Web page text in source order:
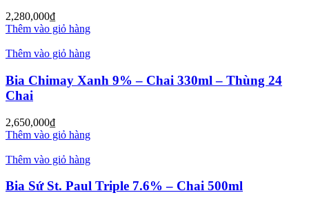
2,280,000₫
Thêm vào giỏ hàng
Thêm vào giỏ hàng
Bia Chimay Xanh 9% – Chai 330ml – Thùng 24
Chai
2,650,000₫
Thêm vào giỏ hàng
Thêm vào giỏ hàng
Bia Sứ St. Paul Triple 7.6% – Chai 500ml